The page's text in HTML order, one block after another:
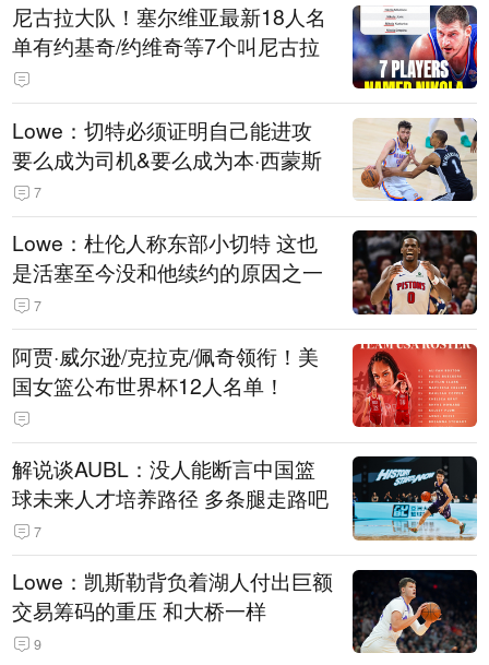
尼古拉大队！塞尔维亚最新18人名
单有约基奇/约维奇等7个叫尼古拉
Lowe：切特必须证明自己能进攻
要么成为司机&要么成为本·西蒙斯
7
Lowe：杜伦人称东部小切特 这也
是活塞至今没和他续约的原因之一
7
阿贾·威尔逊/克拉克/佩奇领衔！美
国女篮公布世界杯12人名单！
解说谈AUBL：没人能断言中国篮
球未来人才培养路径 多条腿走路吧
7
Lowe：凯斯勒背负着湖人付出巨额
交易筹码的重压 和大桥一样
9